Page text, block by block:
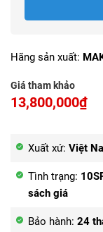
Hãng sản xuất:
Giá tham khảo
13,800,000₫
Xuất xứ: Việt
Tình trạng:
sách giá
Bảo hành: 24